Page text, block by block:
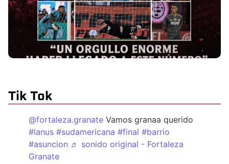
Tik Tok
@fortaleza.granate Vamos granaa querido
#lanus #sudamericana #final #barrio
#asuncion ♬ sonido original - Fortaleza
Granate